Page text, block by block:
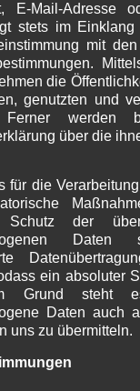
0,20,
eines
kein
und
§ 34 BauGB
einzuhalten.
möglichen
eines
(80 m²) für
einer GRZ
GR einstimmig
Wasserwart
E-Mail-Adresse
stets im Einklang
mit
die
genutzten und
Ferner werden
über die
für die
Schutz der
Daten
ein absoluter
Grund steht
Daten auch
uns zu übermitteln.